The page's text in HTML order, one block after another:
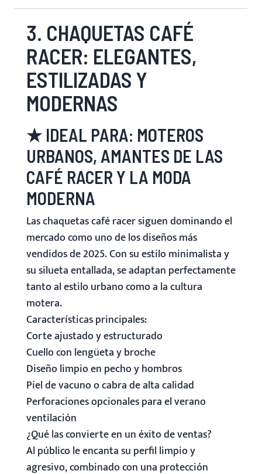
3. CHAQUETAS CAFÉ
RACER: ELEGANTES,
ESTILIZADAS Y
MODERNAS
★ IDEAL PARA: MOTEROS
URBANOS, AMANTES DE LAS
CAFÉ RACER Y LA MODA
MODERNA
Las chaquetas café racer siguen dominando el
mercado como uno de los diseños más
vendidos de 2025. Con su estilo minimalista y
su silueta entallada, se adaptan perfectamente
tanto al estilo urbano como a la cultura
motera.
Características principales:
Corte ajustado y estructurado
Cuello con lengüeta y broche
Diseño limpio en pecho y hombros
Piel de vacuno o cabra de alta calidad
Perforaciones opcionales para el verano
ventilación
¿Qué las convierte en un éxito de ventas?
Al público le encanta su perfil limpio y
agresivo, combinado con una protección